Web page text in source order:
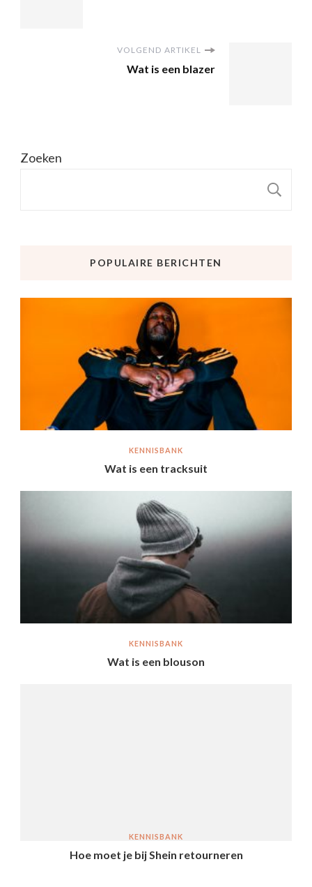
VOLGEND ARTIKEL
Wat is een blazer
Zoeken
POPULAIRE BERICHTEN
KENNISBANK
Wat is een tracksuit
KENNISBANK
Wat is een blouson
KENNISBANK
Hoe moet je bij Shein retourneren